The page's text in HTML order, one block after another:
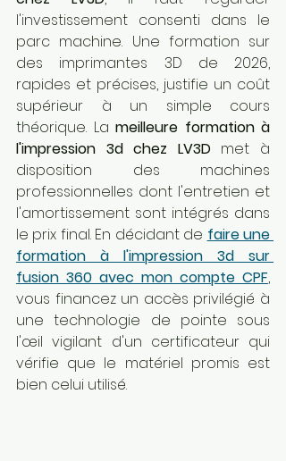
l'investissement consenti dans le
parc machine. Une formation sur
des imprimantes 3D de 2026,
rapides et précises, justifie un coût
supérieur à un simple cours
théorique. La meilleure formation à
l'impression 3d chez LV3D met à
disposition des machines
professionnelles dont l'entretien et
l'amortissement sont intégrés dans
le prix final. En décidant de faire une
formation à l'impression 3d sur
fusion 360 avec mon compte CPF,
vous financez un accès privilégié à
une technologie de pointe sous
l'œil vigilant d'un certificateur qui
vérifie que le matériel promis est
bien celui utilisé.